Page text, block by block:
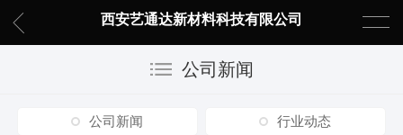
西安艺通达新材料科技有限公司
公司新闻
公司新闻 行业动态